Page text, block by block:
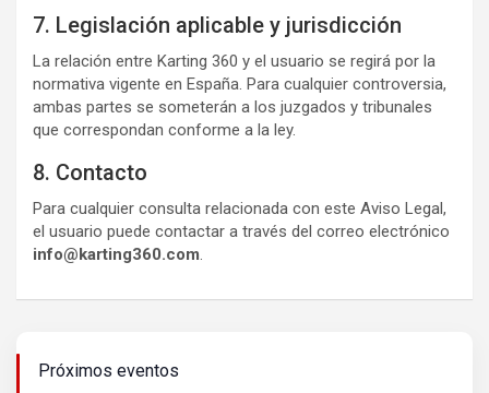
7. Legislación aplicable y jurisdicción
La relación entre Karting 360 y el usuario se regirá por la
normativa vigente en España. Para cualquier controversia,
ambas partes se someterán a los juzgados y tribunales
que correspondan conforme a la ley.
8. Contacto
Para cualquier consulta relacionada con este Aviso Legal,
el usuario puede contactar a través del correo electrónico
info@karting360.com.
Próximos eventos